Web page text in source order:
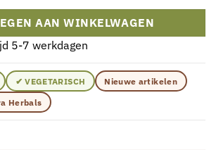
AAN WINKELWAGEN
5-7 werkdagen
✔ VEGETARISCH
Nieuwe artikelen
Herbals